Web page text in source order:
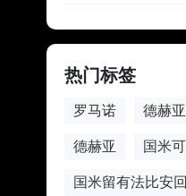
热门标签
罗马诺 德赫
德赫亚 国米
国米留有法比安